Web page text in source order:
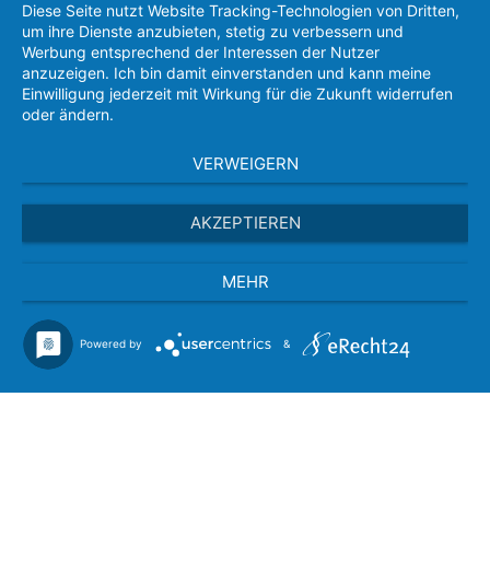
Diese Seite nutzt Website Tracking-Technologien von Dritten,
um ihre Dienste anzubieten, stetig zu verbessern und
Werbung entsprechend der Interessen der Nutzer
anzuzeigen. Ich bin damit einverstanden und kann meine
Einwilligung jederzeit mit Wirkung für die Zukunft widerrufen
oder ändern.
VERWEIGERN
AKZEPTIEREN
MEHR
Powered by &